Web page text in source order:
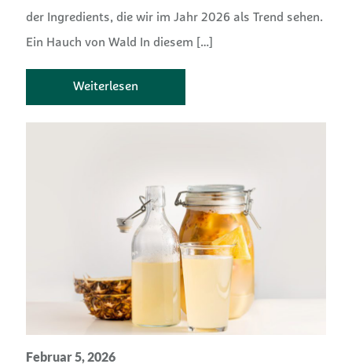
der Ingredients, die wir im Jahr 2026 als Trend sehen.
Ein Hauch von Wald In diesem […]
Weiterlesen
Februar 5, 2026